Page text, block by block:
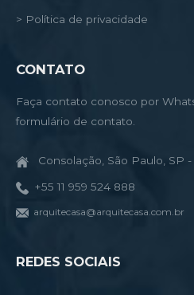
> Política de privacidade
CONTATO
Faça contato conosco por
formulário de contato.
Consolação, São Paulo, SP
+55 11 959 524 888
arquitecasa@arquitecasa.com.br
REDES SOCIAIS